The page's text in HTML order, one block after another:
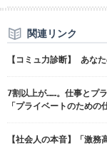
関連リンク
【コミュ力診断】 あな
7割以上が……。仕事とプ
「プライベートのための
【社会人の本音】「激